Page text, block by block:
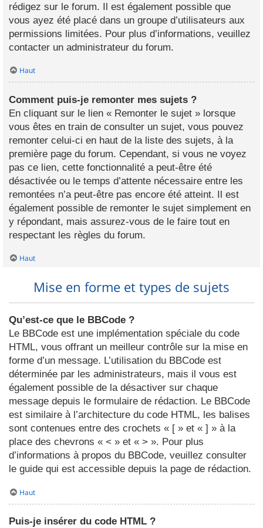
rédigez sur le forum. Il est également possible que
vous ayez été placé dans un groupe d’utilisateurs aux
permissions limitées. Pour plus d’informations, veuillez
contacter un administrateur du forum.
Haut
Comment puis-je remonter mes sujets ?
En cliquant sur le lien « Remonter le sujet » lorsque
vous êtes en train de consulter un sujet, vous pouvez
remonter celui-ci en haut de la liste des sujets, à la
première page du forum. Cependant, si vous ne voyez
pas ce lien, cette fonctionnalité a peut-être été
désactivée ou le temps d’attente nécessaire entre les
remontées n’a peut-être pas encore été atteint. Il est
également possible de remonter le sujet simplement en
y répondant, mais assurez-vous de le faire tout en
respectant les règles du forum.
Haut
Mise en forme et types de sujets
Qu’est-ce que le BBCode ?
Le BBCode est une implémentation spéciale du code
HTML, vous offrant un meilleur contrôle sur la mise en
forme d’un message. L’utilisation du BBCode est
déterminée par les administrateurs, mais il vous est
également possible de la désactiver sur chaque
message depuis le formulaire de rédaction. Le BBCode
est similaire à l’architecture du code HTML, les balises
sont contenues entre des crochets « [ » et « ] » à la
place des chevrons « < » et « > ». Pour plus
d’informations à propos du BBCode, veuillez consulter
le guide qui est accessible depuis la page de rédaction.
Haut
Puis-je insérer du code HTML ?